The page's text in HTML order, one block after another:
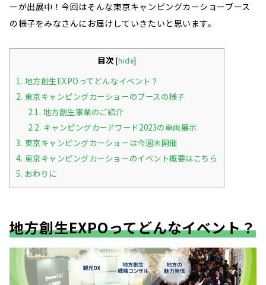
ーが出展中！今回はそんな東京キャンピングカーショーブース
の様子をみなさんにお届けしていきたいと思います。
目次 [hide]
1. 地方創生EXPOってどんなイベント？
2. 東京キャンピングカーショーのブースの様子
2.1. 地方創生事業のご紹介
2.2. キャンピングカーアワード2023の車両展示
3. 東京キャンピングカーショーは今週末開催
4. 東京キャンピングカーショーのイベント概要はこちら
5. おわりに
地方創生EXPOってどんなイベント？